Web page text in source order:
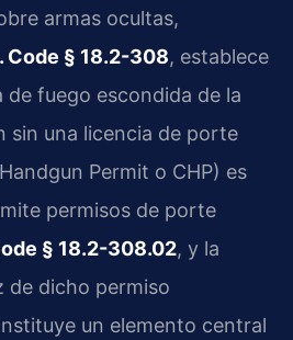
armas ocultas,
Code § 18.2-308, establece
fuego escondida de la
sin una licencia de porte
Permit o CHP) es
permisos de porte
§ 18.2-308.02, y la
de dicho permiso
un elemento central